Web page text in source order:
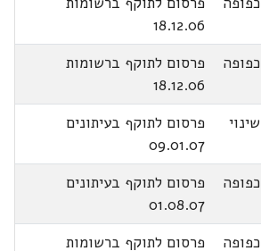
18.12.06
כפופה
פרסום לתוקף ברשומות
18.12.06
שינוי
פרסום לתוקף בעיתונים
09.01.07
כפופה
פרסום לתוקף בעיתונים
01.08.07
כפופה
פרסום לתוקף ברשומות